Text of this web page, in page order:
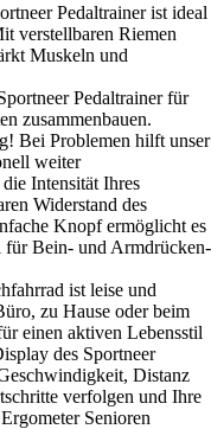
Pedaltrainer ist ideal
verstellbaren Riemen
Muskeln und
Pedaltrainer für
zusammenbauen.
Bei Problemen hilft unser
weiter
Intensität Ihres
Widerstand des
Knopf ermöglicht es
Bein- und Armdrücken-
ist leise und
zu Hause oder beim
einen aktiven Lebensstil
des Sportneer
Distanz
verfolgen und Ihre
Senioren